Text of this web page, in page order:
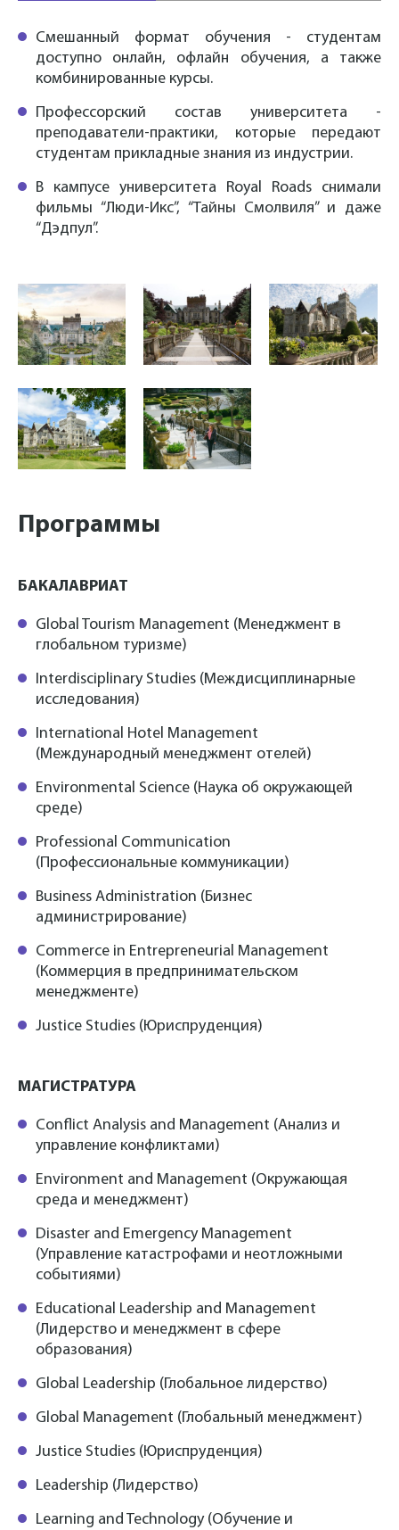
Смешанный формат обучения - студентам
доступно онлайн, офлайн обучения, а также
комбинированные курсы.
Профессорский состав университета -
преподаватели-практики, которые передают
студентам прикладные знания из индустрии.
В кампусе университета Royal Roads снимали
фильмы “Люди-Икс”, “Тайны Смолвиля” и даже
“Дэдпул”.
Программы
БАКАЛАВРИАТ
Global Tourism Management (Менеджмент в
глобальном туризме)
Interdisciplinary Studies (Междисциплинарные
исследования)
International Hotel Management
(Международный менеджмент отелей)
Environmental Science (Наука об окружающей
среде)
Professional Communication
(Профессиональные коммуникации)
Business Administration (Бизнес
администрирование)
Commerce in Entrepreneurial Management
(Коммерция в предпринимательском
менеджменте)
Justice Studies (Юриспруденция)
МАГИСТРАТУРА
Conflict Analysis and Management (Анализ и
управление конфликтами)
Environment and Management (Окружающая
среда и менеджмент)
Disaster and Emergency Management
(Управление катастрофами и неотложными
событиями)
Educational Leadership and Management
(Лидерство и менеджмент в сфере
образования)
Global Leadership (Глобальное лидерство)
Global Management (Глобальный менеджмент)
Justice Studies (Юриспруденция)
Leadership (Лидерство)
Learning and Technology (Обучение и